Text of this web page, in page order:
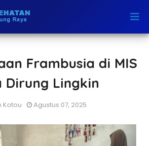
Frambusia di MIS
Dirung Lingkin
Kotou Agustus 07, 2025